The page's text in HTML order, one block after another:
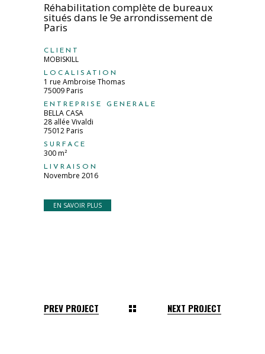
Réhabilitation complète de bureaux
situés dans le 9e arrondissement de
Paris
CLIENT
MOBISKILL
LOCALISATION
1 rue Ambroise Thomas
75009 Paris
ENTREPRISE GENERALE
BELLA CASA
28 allée Vivaldi
75012 Paris
SURFACE
300 m²
LIVRAISON
Novembre 2016
EN SAVOIR PLUS
PREV PROJECT NEXT PROJECT